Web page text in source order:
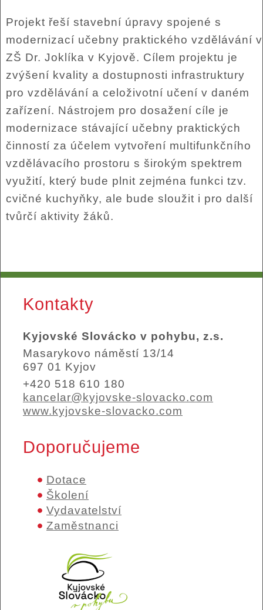
Projekt řeší stavební úpravy spojené s
modernizací učebny praktického vzdělávání v
ZŠ Dr. Joklíka v Kyjově. Cílem projektu je
zvýšení kvality a dostupnosti infrastruktury
pro vzdělávání a celoživotní učení v daném
zařízení. Nástrojem pro dosažení cíle je
modernizace stávající učebny praktických
činností za účelem vytvoření multifunkčního
vzdělávacího prostoru s širokým spektrem
využití, který bude plnit zejména funkci tzv.
cvičné kuchyňky, ale bude sloužit i pro další
tvůrčí aktivity žáků.
Kontakty
Kyjovské Slovácko v pohybu, z.s.
Masarykovo náměstí 13/14
697 01 Kyjov
+420 518 610 180
kancelar@kyjovske-slovacko.com
www.kyjovske-slovacko.com
Doporučujeme
Dotace
Školení
Vydavatelství
Zaměstnanci